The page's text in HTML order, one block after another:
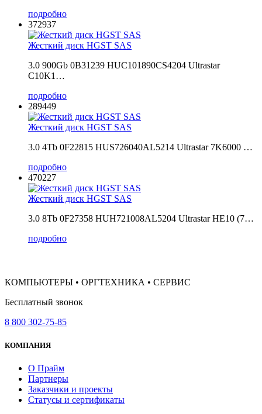
подробно
372937
Жесткий диск HGST SAS
3.0 900Gb 0B31239 HUC101890CS4204 Ultrastar
C10K1…
подробно
289449
Жесткий диск HGST SAS
3.0 4Tb 0F22815 HUS726040AL5214 Ultrastar 7K6000 …
подробно
470227
Жесткий диск HGST SAS
3.0 8Tb 0F27358 HUH721008AL5204 Ultrastar HE10 (7…
подробно
КОМПЬЮТЕРЫ • ОРГТЕХНИКА • СЕРВИС
Бесплатный звонок
8 800 302-75-85
КОМПАНИЯ
О Прайм
Партнеры
Заказчики и проекты
Статусы и сертификаты